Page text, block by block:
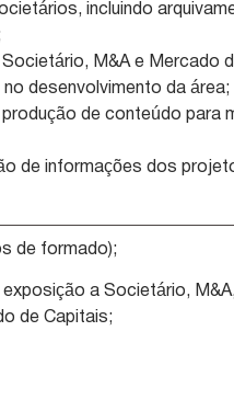
incluindo
M&A e Mercado
desenvolvimento da área;
de conteúdo para
de informações dos
de formado);
a Societário, M&A,
de Capitais;